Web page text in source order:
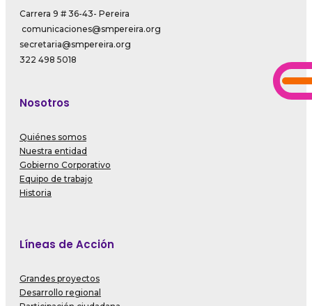
Carrera 9 # 36-43- Pereira
comunicaciones@smpereira.org
secretaria@smpereira.org
322 498 5018
Nosotros
Quiénes somos
Nuestra entidad
Gobierno Corporativo
Equipo de trabajo
Historia
Líneas de Acción
Grandes proyectos
Desarrollo regional